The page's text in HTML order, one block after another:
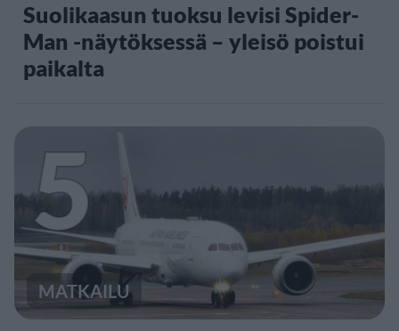
Suolikaasun tuoksu levisi Spider-
Man -näytöksessä – yleisö poistui
paikalta
5
MATKAILU